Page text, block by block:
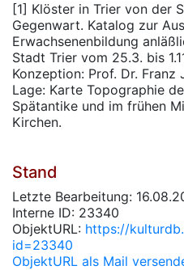
[1] Klöster in Trier von der
Gegenwart. Katalog zur
Erwachsenenbildung
Stadt Trier vom 25.3. bis
Konzeption: Prof. Dr. Franz
Lage: Karte Topographie
Spätantike und im frühen
Kirchen.
Stand
Letzte Bearbeitung:
Interne ID: 23340
ObjektURL: https://
id=23340
ObjektURL als Mail